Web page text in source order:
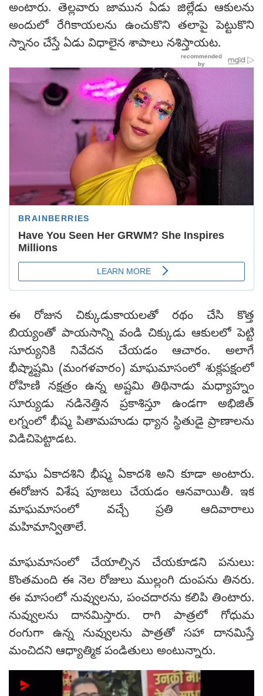
అంటారు. తెల్లవారు జామున ఏడు జిల్లేడు ఆకులను
అందులో రేగికాయలను ఉంచుకొని తలాపై పెట్టుకొని
స్నానం చేస్తే ఏడు విధాలైన శాపాలు నశిస్తాయట.
ఈ రోజున చిక్కుడుకాయలతో రథం చేసి కొత్త
బియ్యంతో పాయసాన్ని వండి చిక్కుడు ఆకులలో పెట్టి
సూర్యునికి నివేదన చేయడం ఆచారం. అలాగే
భీష్మాష్టమి (మంగళవారం) మాఘమాసంలో శుక్లపక్షంలో
రోహిణి నక్షత్రం ఉన్న అష్టమి తిథినాడు మధ్యాహ్నం
సూర్యుడు నడినెత్తిన ప్రకాశిస్తూ ఉండగా అభిజిత్
లగ్నంలో భీష్మ పితామహుడు ధ్యాన స్థితుడై ప్రాణాలను
విడిచిపెట్టాడట.
మాఘ ఏకాదశిని భీష్మ ఏకాదశి అని కూడా అంటారు.
ఈరోజున విశేష పూజలు చేయడం ఆనవాయితీ. ఇక
మాఘమాసంలో వచ్చే ప్రతి ఆదివారాలు
మహిమాన్వితాలే.
మాఘమాసంలో చేయాల్సిన చేయకూడని పనులు:
కొంతమంది ఈ నెల రోజులు ముల్లంగి దుంపను తినరు.
ఈ మాసంలో నువ్వులను, పంచదారను కలిపి తింటారు.
నువ్వులను దానమిస్తారు. రాగి పాత్రలో గోధుమ
రంగుగా ఉన్న నువ్వులను పాత్రతో సహా దానమిస్తే
మంచిదని ఆధ్యాత్మిక పండితులు అంటున్నారు.